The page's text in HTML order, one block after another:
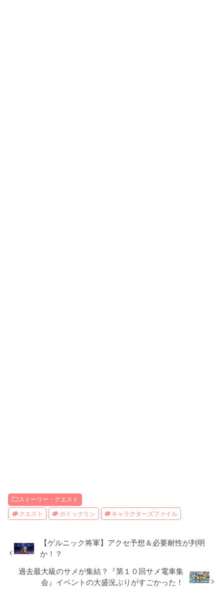
ストーリー・クエスト
クエスト ポイックリン キャラクターズファイル
【ゲルニック将軍】アクセ予想＆必要耐性が判明
か！？
過去最大級のサメが集結？『第１０回サメ電車集
会』イベントの大盛況ぶりがすごかった！